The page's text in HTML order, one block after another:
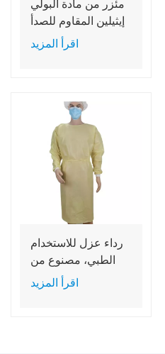
مئزر من مادة البولي
إيثيلين المقاوم للصدأ
للاستخدام مرة واحدة،
بمقاسات مخصصة
اقرأ المزيد
رداء عزل للاستخدام
الطبي، مصنوع من
مادة البولي بروبيلين
غير المنسوجة،
اقرأ المزيد